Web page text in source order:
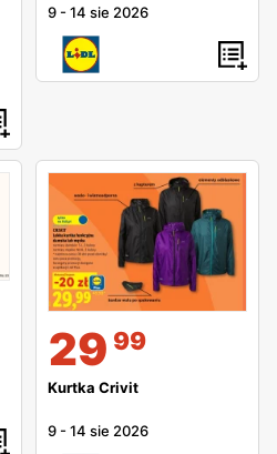
9 -14 sie 2026
29 99
Kurtka Crivit
9 -14 sie 2026